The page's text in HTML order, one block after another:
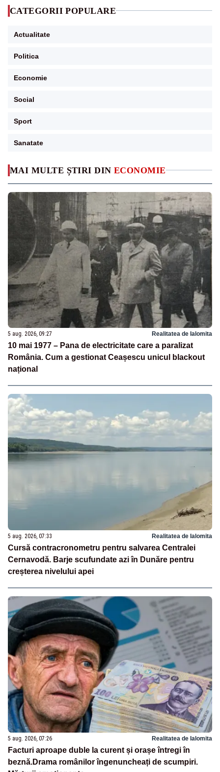
MAI MULTE ȘTIRI DIN ECONOMIE
5 aug. 2026, 09:27 Realitatea de Ialomita
10 mai 1977 – Pana de electricitate care a paralizat
România. Cum a gestionat Ceașescu unicul blackout
național
5 aug. 2026, 07:33 Realitatea de Ialomita
Cursă contracronometru pentru salvarea Centralei
Cernavodă. Barje scufundate azi în Dunăre pentru
creșterea nivelului apei
5 aug. 2026, 07:26 Realitatea de Ialomita
Facturi aproape duble la curent și orașe întregi în
beznă.Drama românilor îngenuncheați de scumpiri.
CATEGORII POPULARE
Actualitate
Politica
Economie
Social
Sport
Sanatate